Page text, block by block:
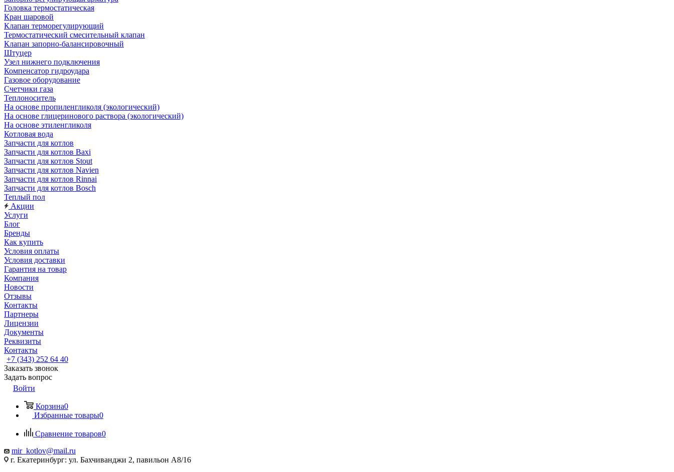
Головка термостатическая
Кран шаровой
Клапан терморегулирующий
Термостатический смесительный клапан
Клапан запорно-балансировочный
Штуцер
Узел нижнего подключения
Компенсатор гидроудара
Газовое оборудование
Счетчики газа
Теплоноситель
На основе пропиленгликоля (экологический)
На основе глицеринового раствора (экологический)
На основе этиленгликоля
Котловая вода
Запчасти для котлов
Запчасти для котлов Baxi
Запчасти для котлов Stout
Запчасти для котлов Navien
Запчасти для котлов Rinnai
Запчасти для котлов Bosch
Теплый пол
Акции
Услуги
Блог
Бренды
Как купить
Условия оплаты
Условия доставки
Гарантия на товар
Компания
Новости
Отзывы
Контакты
Партнеры
Лицензии
Документы
Реквизиты
Контакты
+7 (343) 252 64 40
Заказать звонок
Задать вопрос
Войти
Корзина0
Избранные товары0
Сравнение товаров0
mir_kotlov@mail.ru
г. Екатеринбург: ул. Бахчиванджи 2, павильон А8/16